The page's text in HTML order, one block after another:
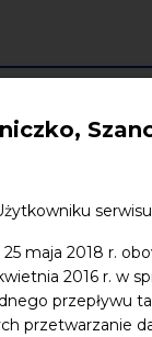
maja 2018 r.
2016 r. w
przepływu
przetwarzanie
Pomerania
Koncerty